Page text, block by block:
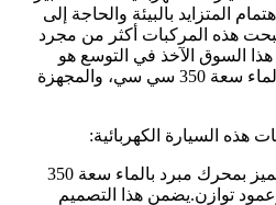
المتزايد بالبيئة والحاجة إلى
هذه المركبات أكثر من مجرد
هذا السوق الآخذ في التوسع هو
السيارة الكهربائية المبردة بالماء سعة 350 سي سي، والمجهزة
هذه السيارة الكهربائية:
تتميز بمحرك مبرد بالماء سعة 350
وعمود توازن.يضمن هذا التصميم